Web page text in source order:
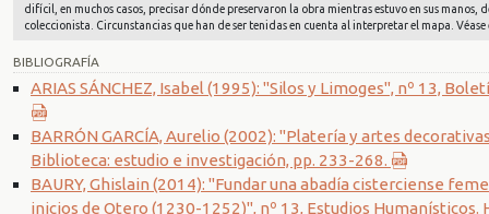
difícil, en muchos casos, precisar dónde preservaron la obra mientras estuvo en sus
coleccionista. Circunstancias que han de ser tenidas en cuenta al interpretar el mapa.
BIBLIOGRAFÍA
ARIAS SÁNCHEZ, Isabel (1995): "Silos y Limoges", nº 13,
BARRÓN GARCÍA, Aurelio (2002): "Platería y artes
Biblioteca: estudio e investigación, pp. 233-268.
BAURY, Ghislain (2014): "Fundar una abadía cisterciense
inicios de Otero (1230-1252)", nº 13, Estudios Humanísticos.